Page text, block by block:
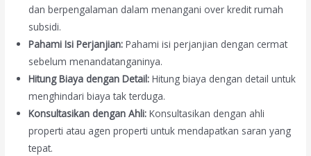
dan berpengalaman dalam menangani over kredit rumah
subsidi.
Pahami Isi Perjanjian: Pahami isi perjanjian dengan cermat
sebelum menandatanganinya.
Hitung Biaya dengan Detail: Hitung biaya dengan detail untuk
menghindari biaya tak terduga.
Konsultasikan dengan Ahli: Konsultasikan dengan ahli
properti atau agen properti untuk mendapatkan saran yang
tepat.